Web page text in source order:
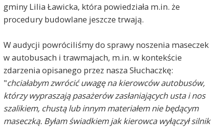
gminy Lilia Ławicka, która powiedziała m.in. że
procedury budowlane jeszcze trwają.
W audycji powróciliśmy do sprawy noszenia maseczek
w autobusach i trawmajach, m.in. w kontekście
zdarzenia opisanego przez nasza Słuchaczkę:
"chciałabym zwrócić uwagę na kierowców autobusów,
którzy wypraszają pasażerów zasłaniających usta i nos
szalikiem, chustą lub innym materiałem nie będącym
maseczką. Byłam świadkiem jak kierowca wyłączył silnik